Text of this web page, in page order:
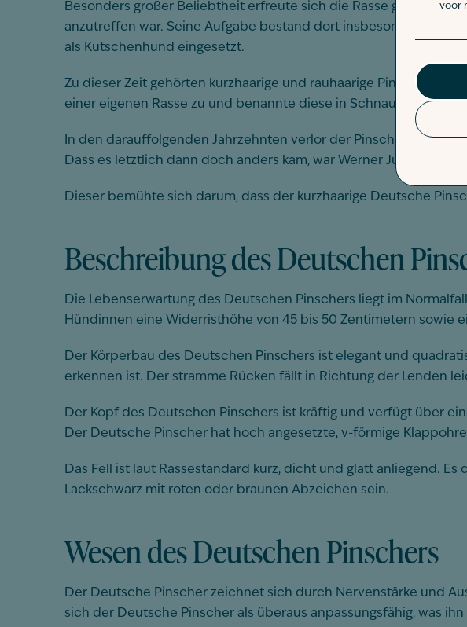
voor
Besonders großer Beliebtheit erfreute sich die Rasse gegen
anzutreffen war. Seine Aufgabe bestand dort insbesondere
als Kutschenhund eingesetzt.
Zu dieser Zeit gehörten kurzhaarige und rauhaarige Pinscher
einer eigenen Rasse zu und benannte diese in Schnauzer um.
In den darauffolgenden Jahrzehnten verlor der Pinscher
Dass es letztlich dann doch anders kam, war Werner Jung, dem
Dieser bemühte sich darum, dass der kurzhaarige Deutsche
Beschreibung des Deutschen
Die Lebenserwartung des Deutschen Pinschers liegt im
Hündinnen eine Widerristhöhe von 45 bis 50 Zentimetern sowie
Der Körperbau des Deutschen Pinschers ist elegant und
erkennen ist. Der stramme Rücken fällt in Richtung der Lenden
Der Kopf des Deutschen Pinschers ist kräftig und verfügt über
Der Deutsche Pinscher hat hoch angesetzte, v-förmige
Das Fell ist laut Rassestandard kurz, dicht und glatt anliegend.
Lackschwarz mit roten oder braunen Abzeichen sein.
Wesen des Deutschen Pinschers
Der Deutsche Pinscher zeichnet sich durch Nervenstärke und
sich der Deutsche Pinscher als überaus anpassungsfähig, was